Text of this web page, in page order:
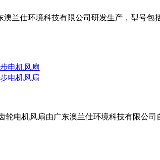
澳兰仕环境科技有限公司研发生产，型号
电机风扇
电机风扇
轮电机风扇由广东澳兰仕环境科技有限公